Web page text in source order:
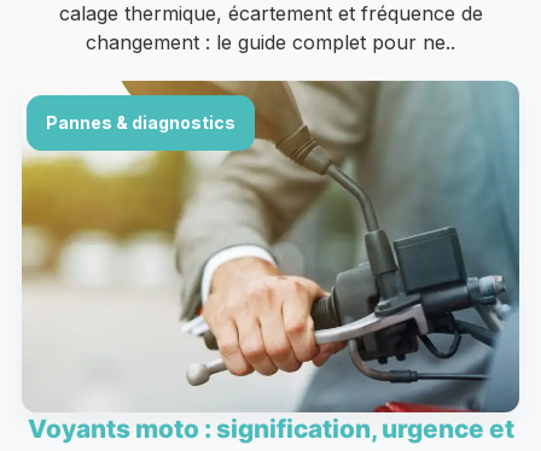
calage thermique, écartement et fréquence de
changement : le guide complet pour ne..
Pannes & diagnostics
Voyants moto : signification, urgence et